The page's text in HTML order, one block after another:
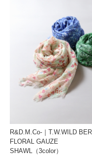
R&D.M.Co-｜T.W.WILD
FLORAL GAUZE
SHAWL（3color）